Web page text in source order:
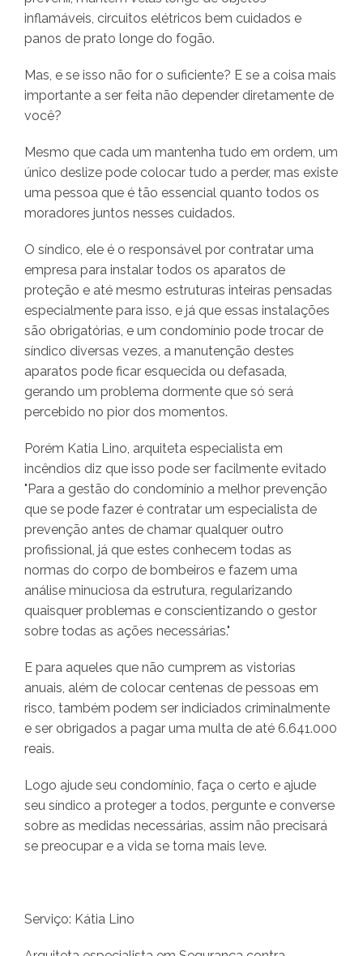
inflamáveis, circuitos elétricos bem cuidados e
panos de prato longe do fogão.
Mas, e se isso não for o suficiente? E se a coisa mais
importante a ser feita não depender diretamente de
você?
Mesmo que cada um mantenha tudo em ordem, um
único deslize pode colocar tudo a perder, mas existe
uma pessoa que é tão essencial quanto todos os
moradores juntos nesses cuidados.
O síndico, ele é o responsável por contratar uma
empresa para instalar todos os aparatos de
proteção e até mesmo estruturas inteiras pensadas
especialmente para isso, e já que essas instalações
são obrigatórias, e um condomínio pode trocar de
síndico diversas vezes, a manutenção destes
aparatos pode ficar esquecida ou defasada,
gerando um problema dormente que só será
percebido no pior dos momentos.
Porém Katia Lino, arquiteta especialista em
incêndios diz que isso pode ser facilmente evitado
"Para a gestão do condomínio a melhor prevenção
que se pode fazer é contratar um especialista de
prevenção antes de chamar qualquer outro
profissional, já que estes conhecem todas as
normas do corpo de bombeiros e fazem uma
análise minuciosa da estrutura, regularizando
quaisquer problemas e conscientizando o gestor
sobre todas as ações necessárias."
E para aqueles que não cumprem as vistorias
anuais, além de colocar centenas de pessoas em
risco, também podem ser indiciados criminalmente
e ser obrigados a pagar uma multa de até 6.641.000
reais.
Logo ajude seu condomínio, faça o certo e ajude
seu síndico a proteger a todos, pergunte e converse
sobre as medidas necessárias, assim não precisará
se preocupar e a vida se torna mais leve.
Serviço: Kátia Lino